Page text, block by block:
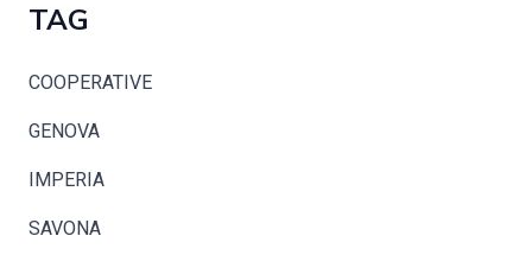
TAG
COOPERATIVE
GENOVA
IMPERIA
SAVONA